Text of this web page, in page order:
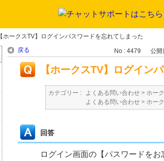
【ホークスTV】ログインパスワードを忘れてしまった
戻る No : 4479 公開
【ホークスTV】ログイン
カテゴリー : よくある問い合わせ > ホー
よくある問い合わせ > ホー
回答
ログイン画面の【パスワードをお